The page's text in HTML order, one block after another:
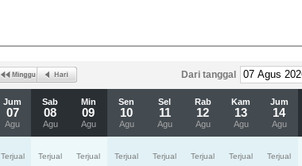
Dari tanggal
Jum
07
Agu
Sab
08
Agu
Min
09
Agu
Sen
10
Agu
Sel
11
Agu
Rab
12
Agu
Kam
13
Agu
Jum
14
Agu
Terjual Terjual Terjual Terjual Terjual Terjual Terjual Terjual